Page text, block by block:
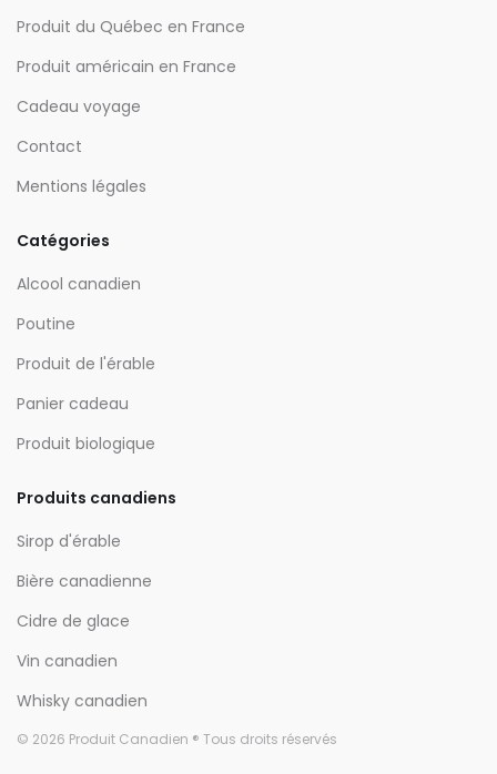
Produit du Québec en France
Produit américain en France
Cadeau voyage
Contact
Mentions légales
Catégories
Alcool canadien
Poutine
Produit de l'érable
Panier cadeau
Produit biologique
Produits canadiens
Sirop d'érable
Bière canadienne
Cidre de glace
Vin canadien
Whisky canadien
© 2026 Produit Canadien ® Tous droits réservés